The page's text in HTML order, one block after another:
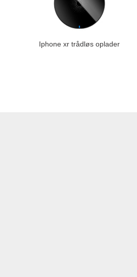
Iphone xr trådløs oplader